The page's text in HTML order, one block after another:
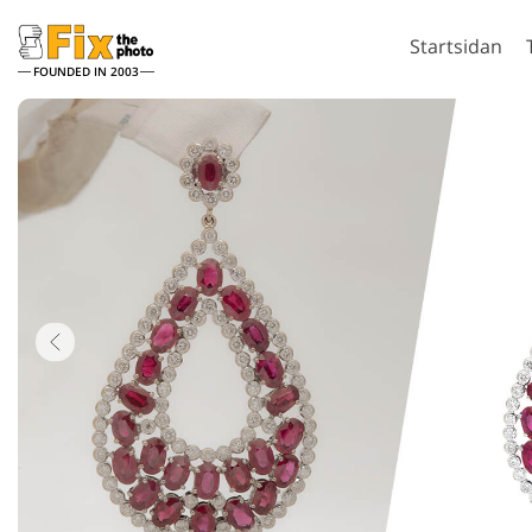
FOUNDED IN 2003
Startsidan
Redigering av bröllopsfoto
Lightroom
Lightroom-
förinställningar
LR Preset Collections
Best Deal Presets
Mobila förinställningar
Hela Ps
Hela Ps